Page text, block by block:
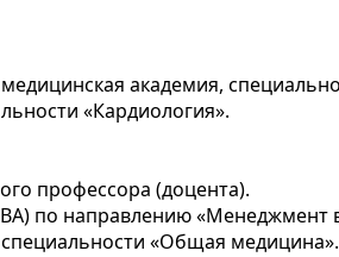
академия,
«Кардиология».
профессора (доцента).
по направлению «Менеджмент
«Общая медицина».